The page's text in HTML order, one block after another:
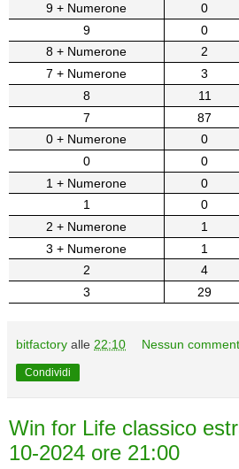
9 + Numerone
0
9
0
8 + Numerone
2
7 + Numerone
3
8
11
7
87
0 + Numerone
0
0
0
1 + Numerone
0
1
0
2 + Numerone
1
3 + Numerone
1
2
4
3
29
bitfactory alle 22:10 Nessun
Condividi
Win for Life classico
10-2024 ore 21:00